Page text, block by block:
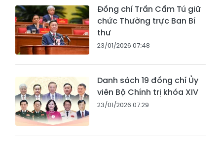
Đồng chí Trần Cẩm Tú giữ
chức Thường trực Ban Bí
thư
23/01/2026 07:48
Danh sách 19 đồng chí Ủy
viên Bộ Chính trị khóa XIV
23/01/2026 07:29